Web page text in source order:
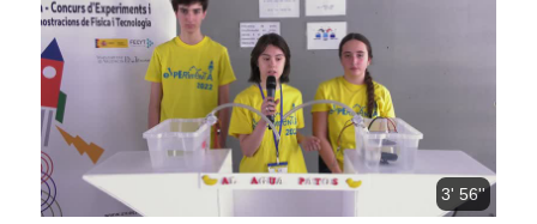
3' 56''